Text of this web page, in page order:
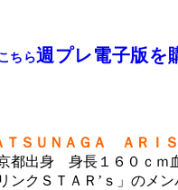
ちら週プレ電子版を
ＴＳＵＮＡＧＡ ＡＲＩＳ
都出身 身長１６０ｃｍ
ンクＳＴＡＲ’ｓ」のメ